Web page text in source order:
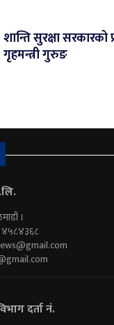
शान्ति सुरक्षा सरकारको
गृहमन्त्री गुरुङ
।
दर्ता नं.